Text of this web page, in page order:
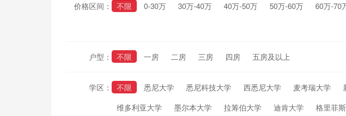
价格区间： 不限 0-30万 30万-40万 40万-50万 50万-60万 60万-70
户型： 不限 一房 二房 三房 四房 五房及以上
学区： 不限 悉尼大学 悉尼科技大学 西悉尼大学 麦考瑞大学
维多利亚大学
墨尔本大学 拉筹伯大学 迪肯大学 格里菲